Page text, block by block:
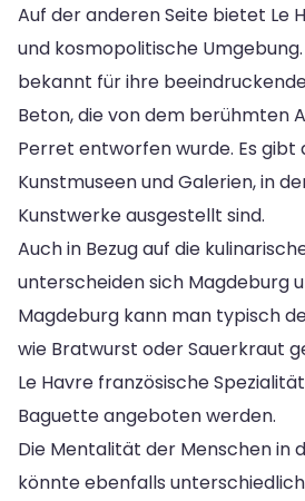
Auf der anderen Seite bietet Le
und kosmopolitische
bekannt für ihre
Beton, die von dem berühmten
Perret entworfen wurde. Es gibt
Kunstmuseen und Galerien, in
Kunstwerke ausgestellt sind.
Auch in Bezug auf die
unterscheiden sich Magdeburg
Magdeburg kann man typisch
wie Bratwurst oder Sauerkraut
Le Havre französische
Baguette angeboten werden.
Die Mentalität der Menschen in
könnte ebenfalls